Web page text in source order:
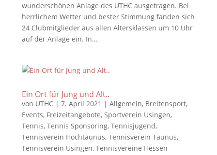
wunderschönen Anlage des UTHC ausgetragen. Bei
herrlichem Wetter und bester Stimmung fanden sich
24 Clubmitglieder aus allen Altersklassen um 10 Uhr
auf der Anlage ein. In...
Ein Ort für Jung und Alt..
von UTHC| 7. April 2021 | Allgemein, Breitensport,
Events, Freizeitangebote, Sportverein Usingen,
Tennis, Tennis Sponsoring, Tennisjugend,
Tennisverein Hochtaunus, Tennisverein Taunus,
Tennisverein Usingen, Tennisvereine Hessen